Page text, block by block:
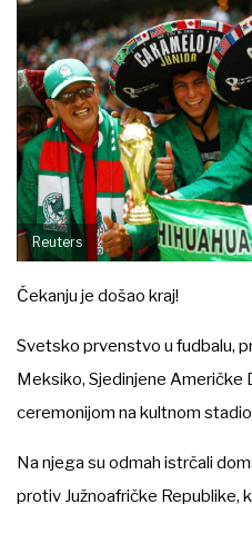
Reuters
Čekanju je došao kraj!
Svetsko prvenstvo u fudbalu,
Meksiko, Sjedinjene Američke
ceremonijom na kultnom
Na njega su odmah istrčali
protiv Južnoafričke Republike,